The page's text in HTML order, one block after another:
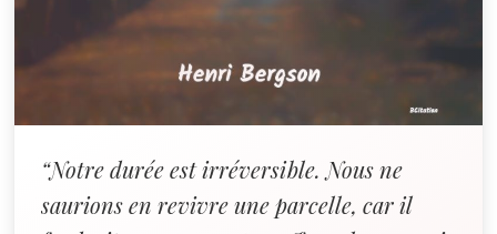
“Notre durée est irréversible. Nous ne
saurions en revivre une parcelle, car il